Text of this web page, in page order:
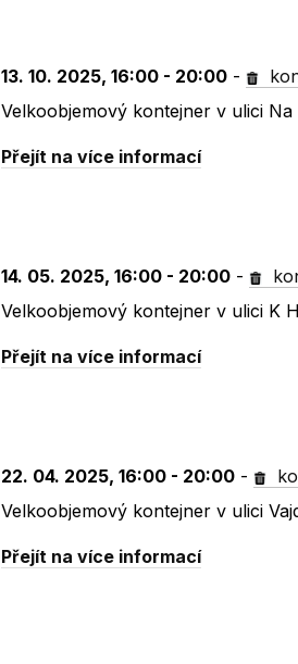
13. 10. 2025, 16:00 - 20:00 -
Velkoobjemový kontejner v ulici
Přejít na více informací
14. 05. 2025, 16:00 - 20:00 -
Velkoobjemový kontejner v ulici K
Přejít na více informací
22. 04. 2025, 16:00 - 20:00 -
Velkoobjemový kontejner v ulici
Přejít na více informací